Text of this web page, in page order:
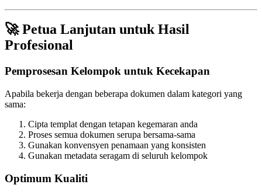
🚀 Petua Lanjutan untuk Hasil
Profesional
Pemprosesan Kelompok untuk Kecekapan
Apabila bekerja dengan beberapa dokumen dalam kategori yang
sama:
Cipta templat dengan tetapan kegemaran anda
Proses semua dokumen serupa bersama-sama
Gunakan konvensyen penamaan yang konsisten
Gunakan metadata seragam di seluruh kelompok
Optimum Kualiti